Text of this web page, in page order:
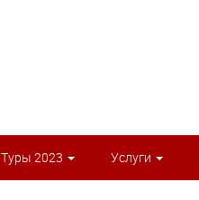
Туры 2023 Услуги